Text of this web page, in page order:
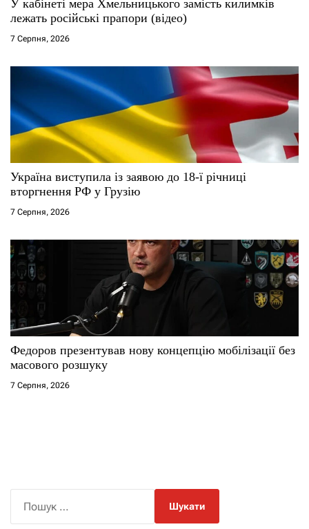
У кабінеті мера Хмельницького замість килимків
лежать російські прапори (відео)
7 Серпня, 2026
Україна виступила із заявою до 18-ї річниці
вторгнення РФ у Грузію
7 Серпня, 2026
Федоров презентував нову концепцію мобілізації без
масового розшуку
7 Серпня, 2026